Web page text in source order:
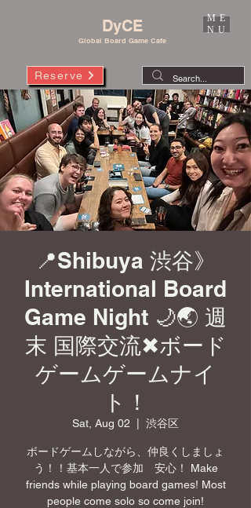
DyCE
Global Board Game Cafe
Reserve
ME
NU
📍Shibuya 渋谷》
International Board
Game Night 🌙🌏 週
末 国際交流✖︎ボード
ゲームゲームナイ
ト！
Sat, Aug 02 渋谷区
ボードゲームしながら、仲良くしましょ
う！！基本一人で参加 安心！ Make
friends while playing board games! Most
people come solo so come join!